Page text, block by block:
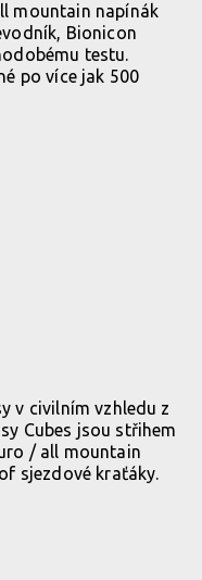
mountain napínák
Bionicon
testu.
po více jak 500
v civilním vzhledu z
Cubes jsou střihem
/ all mountain
sjezdové kraťáky.